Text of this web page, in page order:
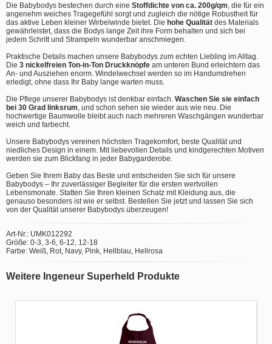
Die Babybodys bestechen durch eine Stoffdichte von ca. 200g/qm , die für ein
angenehm weiches Tragegefühl sorgt und zugleich die nötige Robustheit für
das aktive Leben kleiner Wirbelwinde bietet. Die hohe Qualität des Materials
gewährleistet, dass die Bodys lange Zeit ihre Form behalten und sich bei
jedem Schritt und Strampeln wunderbar anschmiegen.
Praktische Details machen unsere Babybodys zum echten Liebling im Alltag.
Die 3 nickelfreien Ton-in-Ton Druckknöpfe am unteren Bund erleichtern das
An- und Ausziehen enorm. Windelwechsel werden so im Handumdrehen
erledigt, ohne dass Ihr Baby lange warten muss.
Die Pflege unserer Babybodys ist denkbar einfach. Waschen Sie sie einfach
bei 30 Grad linksrum , und schon sehen sie wieder aus wie neu. Die
hochwertige Baumwolle bleibt auch nach mehreren Waschgängen wunderbar
weich und farbecht.
Unsere Babybodys vereinen höchsten Tragekomfort, beste Qualität und
niedliches Design in einem. Mit liebevollen Details und kindgerechten Motiven
werden sie zum Blickfang in jeder Babygarderobe.
Geben Sie Ihrem Baby das Beste und entscheiden Sie sich für unsere
Babybodys – Ihr zuverlässiger Begleiter für die ersten wertvollen
Lebensmonate. Statten Sie Ihren kleinen Schatz mit Kleidung aus, die
genauso besonders ist wie er selbst. Bestellen Sie jetzt und lassen Sie sich
von der Qualität unserer Babybodys überzeugen!
Art-Nr.: UMK012292
Größe: 0-3, 3-6, 6-12, 12-18
Farbe: Weiß, Rot, Navy, Pink, Hellblau, Hellrosa
Weitere Ingeneur Superheld Produkte